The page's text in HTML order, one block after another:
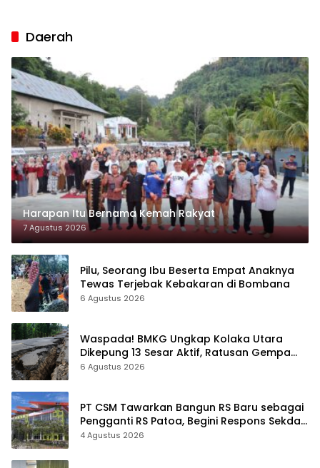
Daerah
Harapan Itu Bernama Kemah Rakyat
7 Agustus 2026
Pilu, Seorang Ibu Beserta Empat Anaknya
Tewas Terjebak Kebakaran di Bombana
6 Agustus 2026
Waspada! BMKG Ungkap Kolaka Utara
Dikepung 13 Sesar Aktif, Ratusan Gempa
Sudah Terekam
6 Agustus 2026
PT CSM Tawarkan Bangun RS Baru sebagai
Pengganti RS Patoa, Begini Respons Sekda
Kolut
4 Agustus 2026